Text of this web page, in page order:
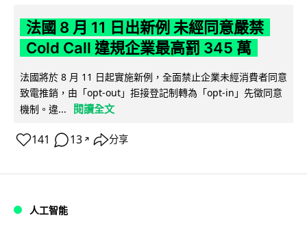
法國 8 月 11 日出新例 未經同意嚴禁
Cold Call 違規企業最高罰 345 萬
法國將於 8 月 11 日起實施新例，全面禁止企業未經消費者同意
致電推銷，由「opt-out」拒接登記制轉為「opt-in」先徵同意
機制。違...
閱讀全文
141 13 ↗ 分享
人工智能